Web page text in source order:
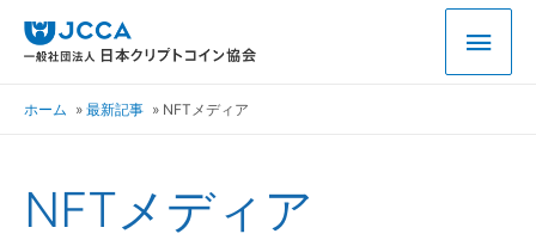
ホーム 最新記事 NFTメディア
NFTメディア